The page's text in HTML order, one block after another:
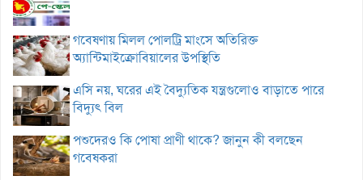
গবেষণায় মিলল পোলট্রি মাংসে অতিরিক্ত
অ্যান্টিমাইক্রোবিয়ালের উপস্থিতি
এসি নয়, ঘরের এই বৈদ্যুতিক যন্ত্রগুলোও বাড়াতে পারে
বিদ্যুৎ বিল
পশুদেরও কি পোষা প্রাণী থাকে? জানুন কী বলছেন
গবেষকরা